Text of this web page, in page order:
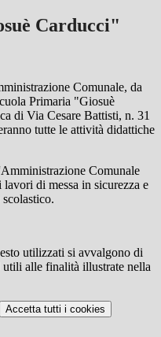
Carducci"
Comunale, da
Primaria "Giosuè
di Via Cesare Battisti, n. 31
tutte le attività didattiche
Comunale
di messa in sicurezza e
utilizzati si avvalgono di
utili alle finalità illustrate nella
Accetta tutti i cookies